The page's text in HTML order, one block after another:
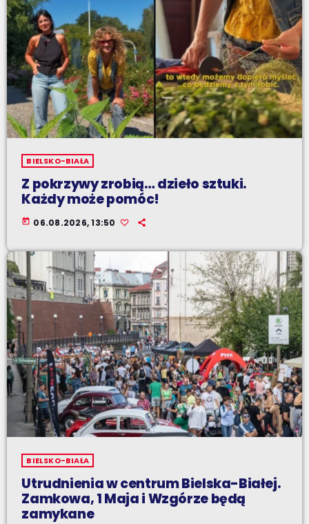
BIELSKO-BIAŁA
Z pokrzywy zrobią… dzieło sztuki.
Każdy może pomóc!
today 06.08.2026, 13:50
BIELSKO-BIAŁA
Utrudnienia w centrum Bielska-Białej.
Zamkowa, 1 Maja i Wzgórze będą
zamykane